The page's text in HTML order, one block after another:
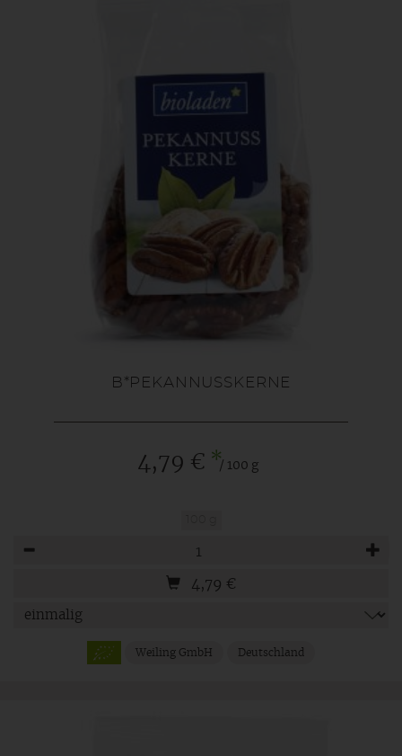
B*PEKANNUSSKERNE
4,79 € */ 100 g
4,79 €
Weiling GmbH Deutschland